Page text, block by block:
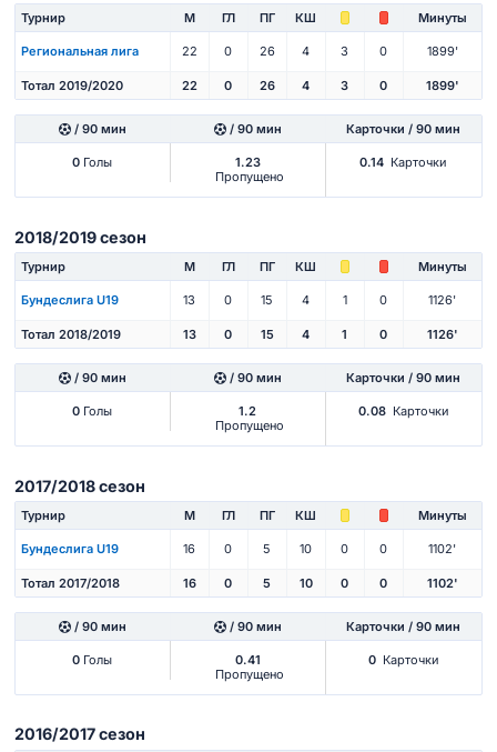
Турнир М ГЛ ПГ КШ Минуты
Региональная лига 22 0 26 4 3 0 1899'
Тотал 2019/2020 22 0 26 4 3 0 1899'
/ 90 мин / 90 мин Карточки / 90 мин
0 Голы
1.23
Пропущено
0.14 Карточки
2018/2019 сезон
Турнир М ГЛ ПГ КШ Минуты
Бундеслига U19 13 0 15 4 1 0 1126'
Тотал 2018/2019 13 0 15 4 1 0 1126'
/ 90 мин / 90 мин Карточки / 90 мин
0 Голы
1.2
Пропущено
0.08 Карточки
2017/2018 сезон
Турнир М ГЛ ПГ КШ Минуты
Бундеслига U19 16 0 5 10 0 0 1102'
Тотал 2017/2018 16 0 5 10 0 0 1102'
/ 90 мин / 90 мин Карточки / 90 мин
0 Голы
0.41
Пропущено
0 Карточки
2016/2017 сезон